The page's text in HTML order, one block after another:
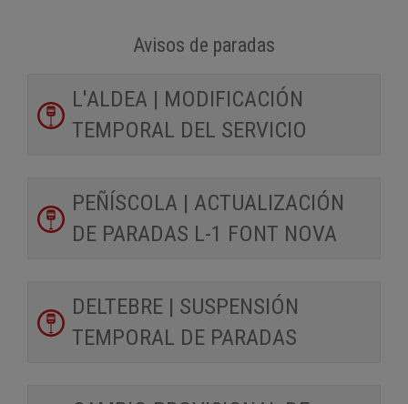
Avisos de paradas
L'ALDEA | MODIFICACIÓN
TEMPORAL DEL SERVICIO
PEÑÍSCOLA | ACTUALIZACIÓN
DE PARADAS L-1 FONT NOVA
DELTEBRE | SUSPENSIÓN
TEMPORAL DE PARADAS